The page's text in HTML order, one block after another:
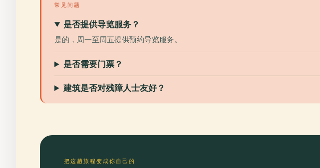
常见问题
是否提供导览服务？
是的，周一至周五提供预约导览服务。
是否需要门票？
建筑是否对残障人士友好？
把这趟旅程变成你自己的